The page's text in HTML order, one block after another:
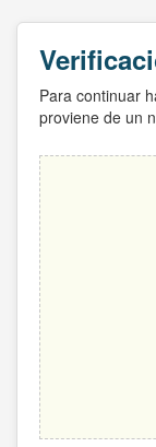
Para continuar
proviene de un